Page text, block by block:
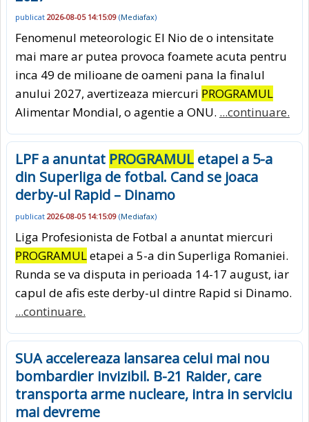
publicat 2026-08-05 14:15:09 (Mediafax)
Fenomenul meteorologic El Nio de o intensitate
mai mare ar putea provoca foamete acuta pentru
inca 49 de milioane de oameni pana la finalul
anului 2027, avertizeaza miercuri PROGRAMUL
Alimentar Mondial, o agentie a ONU. ...continuare.
LPF a anuntat PROGRAMUL etapei a 5-a
din Superliga de fotbal. Cand se joaca
derby-ul Rapid – Dinamo
publicat 2026-08-05 14:15:09 (Mediafax)
Liga Profesionista de Fotbal a anuntat miercuri
PROGRAMULetapei a 5-a din Superliga Romaniei.
Runda se va disputa in perioada 14-17 august, iar
capul de afis este derby-ul dintre Rapid si Dinamo.
...continuare.
SUA accelereaza lansarea celui mai nou
bombardier invizibil. B-21 Raider, care
transporta arme nucleare, intra in serviciu
mai devreme